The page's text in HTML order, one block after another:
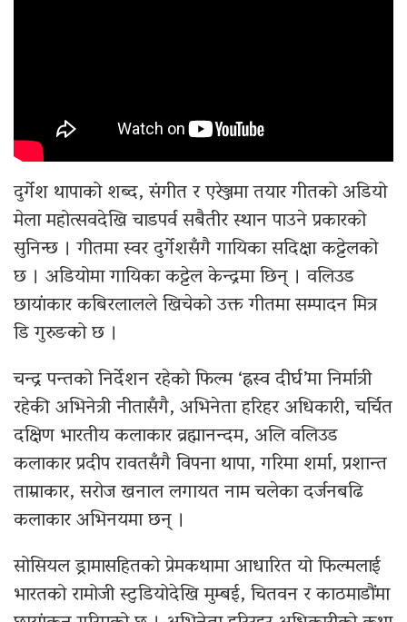
दुर्गेश थापाको शब्द, संगीत र एरेञ्जमा तयार गीतको अडियो
मेला महोत्सवदेखि चाडपर्व सबैतीर स्थान पाउने प्रकारको
सुनिन्छ । गीतमा स्वर दुर्गेशसँगै गायिका सदिक्षा कट्टेलको
छ । अडियोमा गायिका कट्टेल केन्द्रमा छिन् । वलिउड
छायांकार कबिरलालले खिचेको उक्त गीतमा सम्पादन मित्र
डि गुरुङको छ ।
चन्द्र पन्तको निर्देशन रहेको फिल्म ‘ह्रस्व दीर्घ’मा निर्मात्री
रहेकी अभिनेत्री नीतासँगै, अभिनेता हरिहर अधिकारी, चर्चित
दक्षिण भारतीय कलाकार व्रह्मानन्दम, अलि वलिउड
कलाकार प्रदीप रावतसँगै विपना थापा, गरिमा शर्मा, प्रशान्त
ताम्राकार, सरोज खनाल लगायत नाम चलेका दर्जनबढि
कलाकार अभिनयमा छन् ।
सोसियल ड्रामासहितको प्रेमकथामा आधारित यो फिल्मलाई
भारतको रामोजी स्टुडियोदेखि मुम्बई, चितवन र काठमाडौंमा